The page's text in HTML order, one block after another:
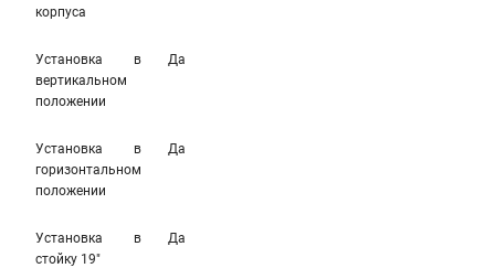
корпуса
Установка в
вертикальном
положении
Да
Установка в
горизонтальном
положении
Да
Установка в
стойку 19"
Да